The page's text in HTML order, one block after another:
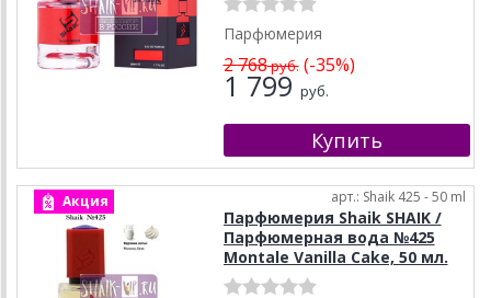
Парфюмерия
2 768руб.(-35%)
1 799 руб.
Акция арт.: Shaik 425 - 50 ml
Парфюмерия Shaik SHAIK /
Парфюмерная вода №425
Montale Vanilla Cake, 50 мл.